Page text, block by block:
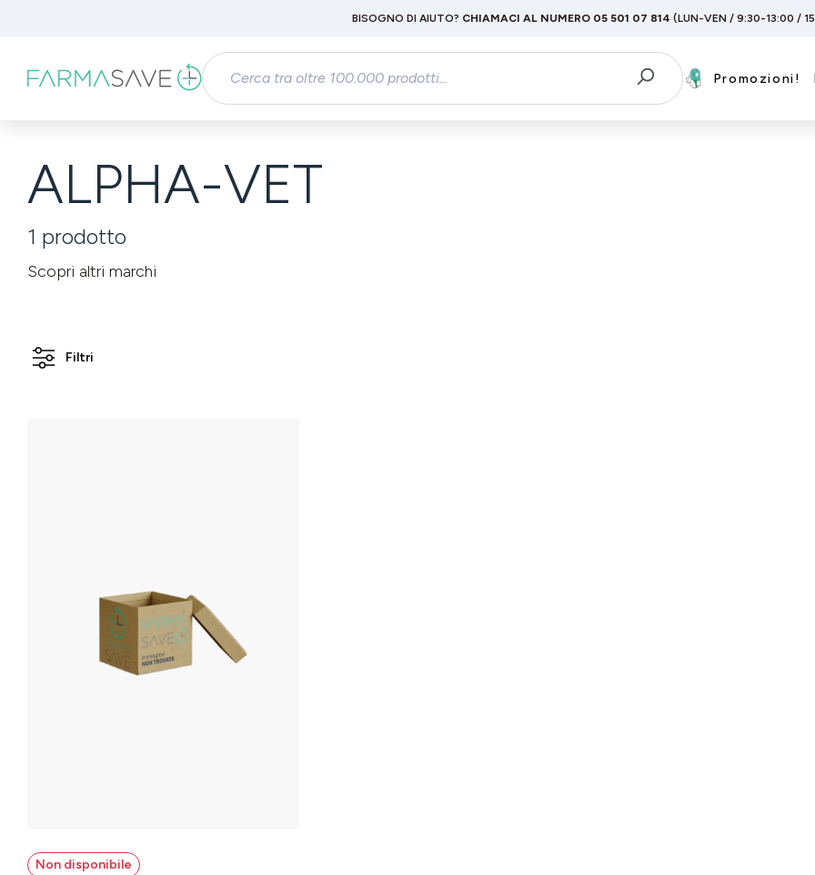
Passa alla navigazione principale
BISOGNO DI AIUTO? CHIAMACI AL NUMERO 05 501 07 814 (LUN-VEN / 9:30-13:00 /
Promozioni!
ALPHA-VET
1 prodotto
Scopri altri marchi
Filtri
Non disponibile